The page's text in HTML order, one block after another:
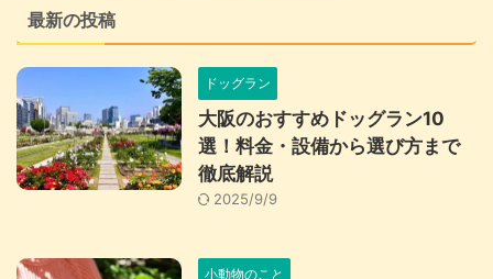
最新の投稿
ドッグラン
大阪のおすすめドッグラン10
選！料金・設備から選び方まで
徹底解説
2025/9/9
小動物のこと